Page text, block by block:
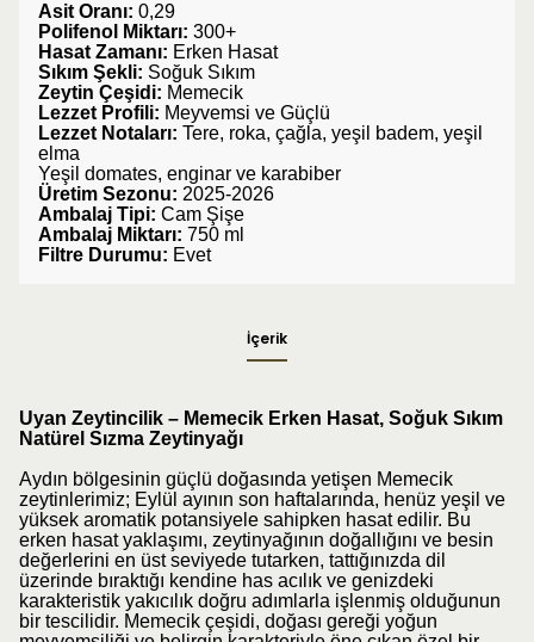
Asit Oranı: 0,29
Polifenol Miktarı: 300+
Hasat Zamanı: Erken Hasat
Sıkım Şekli: Soğuk Sıkım
Zeytin Çeşidi: Memecik
Lezzet Profili: Meyvemsi ve Güçlü
Lezzet Notaları: Tere, roka, çağla, yeşil badem, yeşil
elma
Yeşil domates, enginar ve karabiber
Üretim Sezonu: 2025-2026
Ambalaj Tipi: Cam Şişe
Ambalaj Miktarı: 750 ml
Filtre Durumu: Evet
İçerik
Uyan Zeytincilik – Memecik Erken Hasat, Soğuk Sıkım
Natürel Sızma Zeytinyağı
Aydın bölgesinin güçlü doğasında yetişen Memecik
zeytinlerimiz; Eylül ayının son haftalarında, henüz yeşil ve
yüksek aromatik potansiyele sahipken hasat edilir. Bu
erken hasat yaklaşımı, zeytinyağının doğallığını ve besin
değerlerini en üst seviyede tutarken, tattığınızda dil
üzerinde bıraktığı kendine has acılık ve genizdeki
karakteristik yakıcılık doğru adımlarla işlenmiş olduğunun
bir tescilidir. Memecik çeşidi, doğası gereği yoğun